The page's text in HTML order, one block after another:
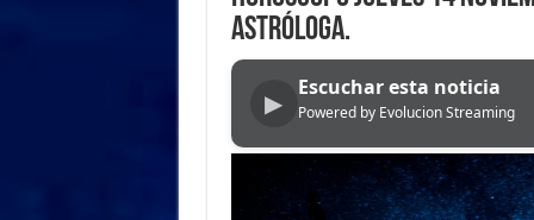
ASTRÓLOGA.
▶
Escuchar esta noticia
Powered by Evolucion Streaming